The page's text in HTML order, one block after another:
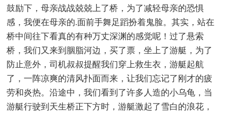
鼓励下，母亲战战兢兢上了桥，为了减轻母亲的恐惧
感，我便在母亲的.面前手舞足蹈扮着鬼脸。其实，站在
桥中间往下看真的有种万丈深渊的感觉呢！过了悬索
桥，我们又来到胭脂河边，买了票，坐上了游艇，为了
防止意外，司机叔叔提醒我们穿上救生衣，游艇起航
了，一阵凉爽的清风扑面而来，让我们忘记了刚才的疲
劳和炎热。沿途中，我们看到了许多人造的小乌龟，当
游艇行驶到天生桥正下方时，游艇激起了雪白的浪花，